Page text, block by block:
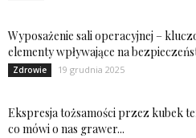
Wyposażenie sali operacyjnej –
elementy wpływające na
Zdrowie 19 grudnia 2025
Ekspresja tożsamości przez kubek
co mówi o nas grawer...